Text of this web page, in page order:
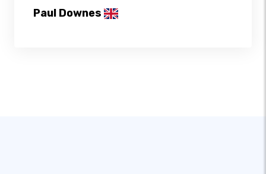
Paul Downes